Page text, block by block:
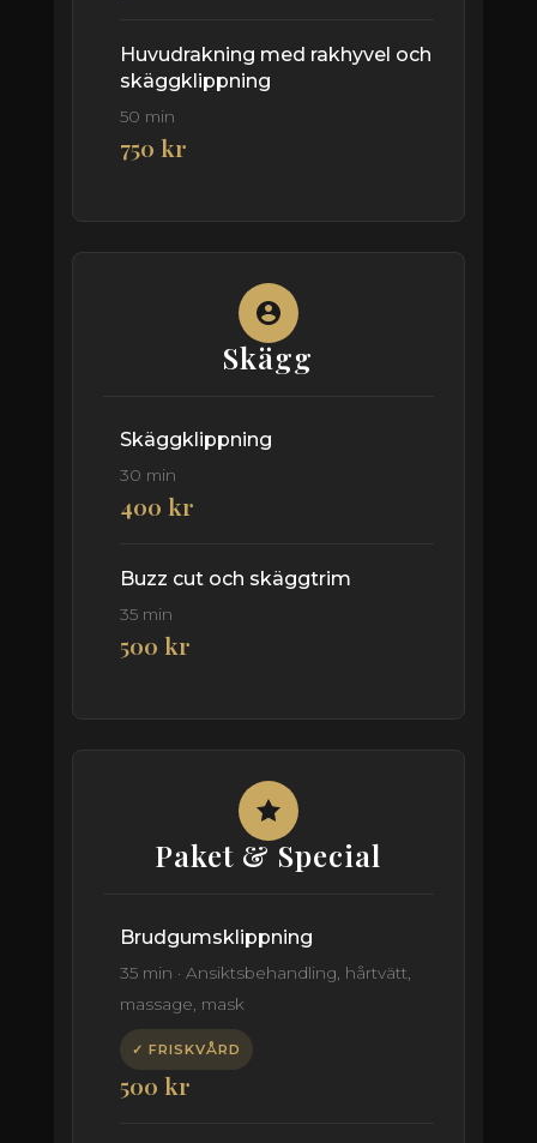
Huvudrakning med rakhyvel och
skäggklippning
50 min
750 kr
Skägg
Skäggklippning
30 min
400 kr
Buzz cut och skäggtrim
35 min
500 kr
Paket & Special
Brudgumsklippning
35 min · Ansiktsbehandling, hårtvätt,
massage, mask
✓ FRISKVÅRD
500 kr